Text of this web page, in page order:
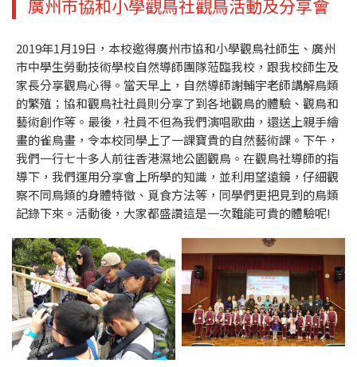
廣州市協和小學觀鳥社觀鳥活動及分享會
2019年1月19日，本校邀得廣州市協和小學觀鳥社師生、廣州
市中學生勞動技術學校自然導師團隊蒞臨我校，跟我校師生及
家長分享觀鳥心得。當天早上，自然導師謝輔宇老師講解鳥類
的繁殖；協和觀鳥社社員則分享了到各地觀鳥的體驗、觀鳥和
藝術創作等。最後，社員不但為我們演唱歌曲，還送上親手繪
畫的雀鳥畫，令本校同學上了一課寶貴的自然藝術課。下午，
我們一行七十多人前往香港濕地公園觀鳥。在觀鳥社導師的指
導下，我們運用分享會上所學的知識，並利用望遠鏡，仔細觀
察不同鳥類的身體特徵、覓食方法等，同學們更把見到的鳥類
記錄下來。活動後，大家都盛讚這是一次難能可貴的體驗呢!